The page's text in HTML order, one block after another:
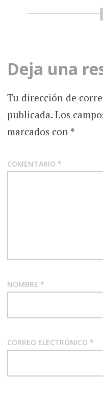
Deja una
Tu dirección de
publicada. Los
marcados con *
COMENTARIO *
NOMBRE *
CORREO ELECTRÓNICO *